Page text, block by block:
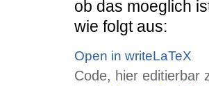
ob das moeglich
wie folgt aus:
Open in writeLaTeX
Code, hier editierbar